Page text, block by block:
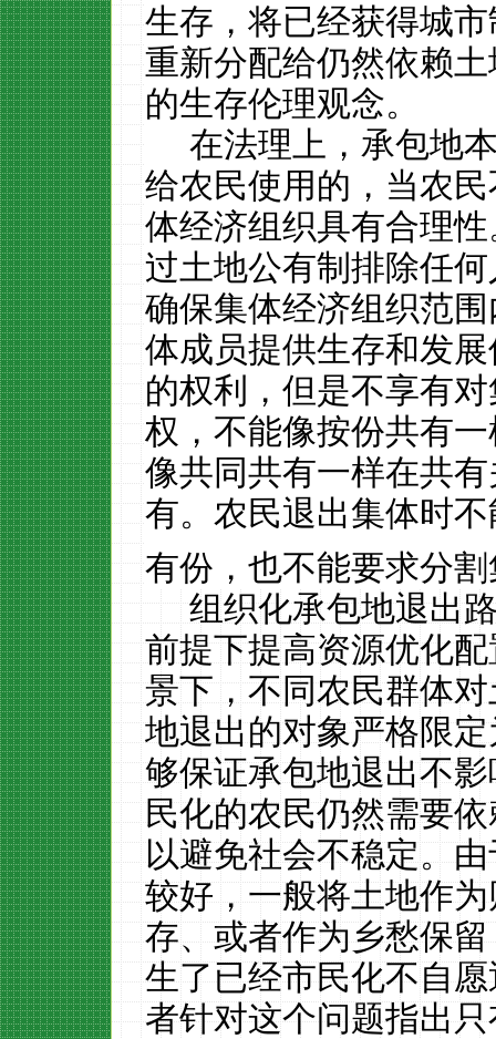
生存，将已经获得城
重新分配给仍然依赖
的生存伦理观念。
在法理上， 承包地
给农民使用的，当农
体经济组织具有合理
过土地公有制排除任
确保集体经济组织范
体成员提供生存和发
的权利，但是不享有
权，不能像按份共有
像共同共有一样在共
有。农民退出集体时
有份，也不能要求分
组织化承包地退出
前提下提高资源优化
景下，不同农民群体
地退出的对象严格限
够保证承包地退出不
民化的农民仍然需要
以避免社会不稳定。
较好，一般将土地作
存、或者作为乡愁保
生了已经市民化不自
者针对这个问题指出